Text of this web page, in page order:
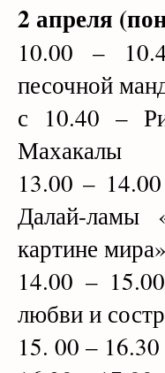
2 апреля
10.00 –
песочной
с 10.40 –
Махакалы
13.00 –
Далай-ламы
картине
14.00 –
любви и
15. 00 –